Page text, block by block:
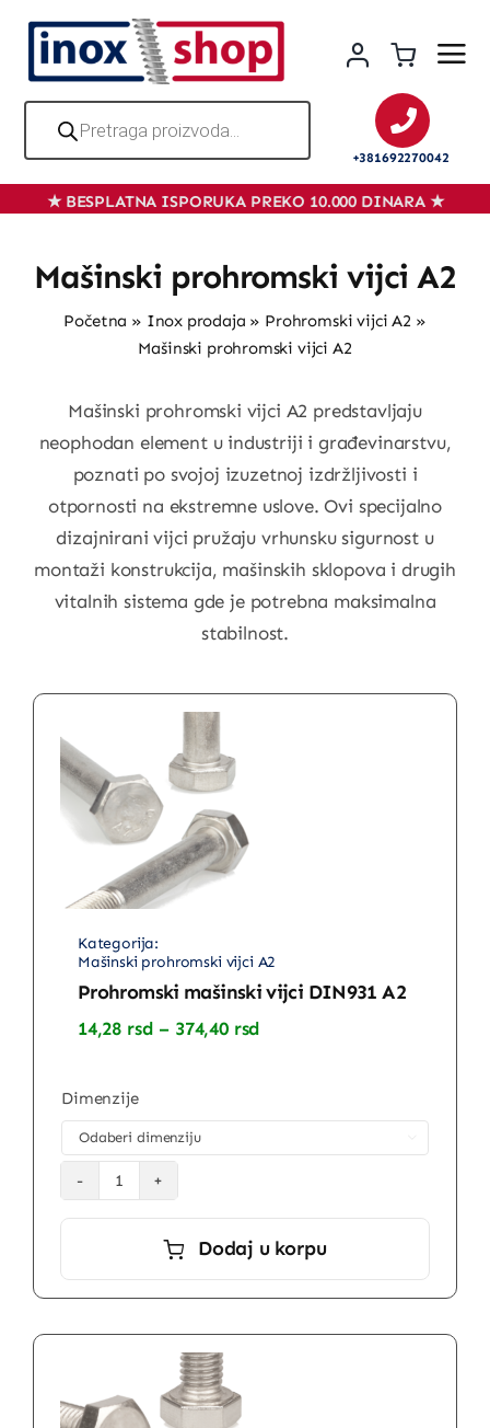
content
Products
search
+381692270042
Mašinski prohromski vijci A2
Početna » Inox prodaja » Prohromski vijci A2 »
Mašinski prohromski vijci A2
Mašinski prohromski vijci A2 predstavljaju
neophodan element u industriji i građevinarstvu,
poznati po svojoj izuzetnoj izdržljivosti i
otpornosti na ekstremne uslove. Ovi specijalno
dizajnirani vijci pružaju vrhunsku sigurnost u
montaži konstrukcija, mašinskih sklopova i drugih
vitalnih sistema gde je potrebna maksimalna
stabilnost.
Mašinski prohromski vijci A2
Prohromski mašinski vijci DIN931 A2
14,28 rsd – 374,40 rsd
do
Dimenzije
Prohromski
mašinski
A2
Dodaj u korpu